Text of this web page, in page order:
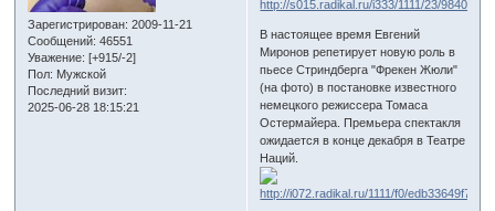
Зарегистрирован: 2009-11-21
Сообщений: 46551
Уважение: [+915/-2]
Пол: Мужской
Последний визит:
2025-06-28 18:15:21
В настоящее время Евгений
Миронов репетирует новую роль в
пьесе Стриндберга "Фрекен Жюли"
(на фото) в постановке известного
немецкого режиссера Томаса
Остермайера. Премьера спектакля
ожидается в конце декабря в Театре
Наций.